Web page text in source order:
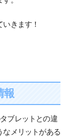
きます！
報
ブレットとの違
なメリットがある